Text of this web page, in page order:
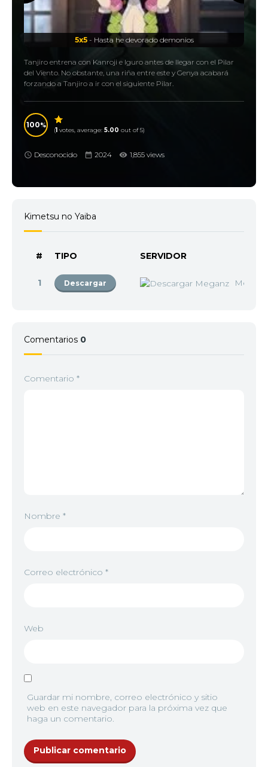
5x5- Hasta he devorado demonios
Tanjiro entrena con Kanroji e Iguro antes de llegar con el Pilar
del Viento. No obstante, una riña entre este y Genya acabará
forzando a Tanjiro a ir con el siguiente Pilar.
100
(1 votes, average: 5.00 out of 5)
Desconocido 2024 1,855 views
Kimetsu no Yaiba
# TIPO SERVIDOR
1 Descargar Meganz
Comentarios 0
Comentario *
Nombre *
Correo electrónico *
Web
Guardar mi nombre, correo electrónico y sitio
web en este navegador para la próxima vez que
haga un comentario.